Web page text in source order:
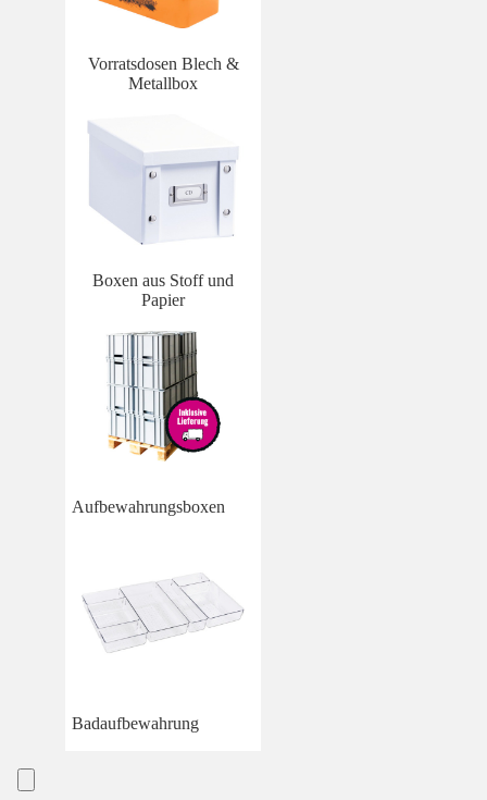
Vorratsdosen Blech &
Metallbox
Boxen aus Stoff und
Papier
Aufbewahrungsboxen
Badaufbewahrung